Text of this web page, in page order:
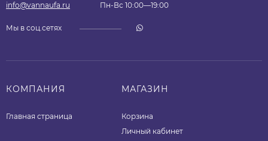
info@vannaufa.ru Пн-Вс 10:00—19:00
Мы в соц.сетях
КОМПАНИЯ
Главная страница
МАГАЗИН
Корзина
Личный кабинет